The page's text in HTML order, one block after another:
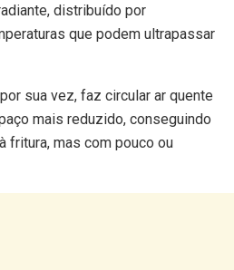
distribuído por
que podem ultrapassar
sua vez, faz circular ar quente
mais reduzido, conseguindo
fritura, mas com pouco ou